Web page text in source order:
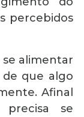
percebidos
alimentar
de que algo
Afinal
se